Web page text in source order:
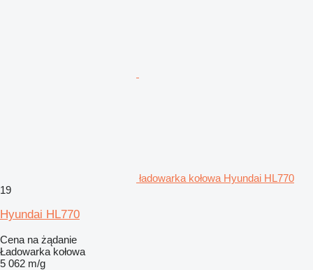
ładowarka kołowa Hyundai HL770
19
Hyundai HL770
Cena na żądanie
Ładowarka kołowa
5 062 m/g